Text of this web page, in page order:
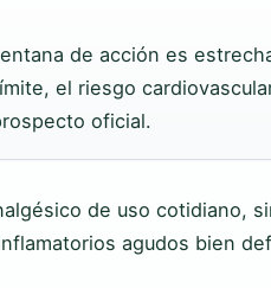
de acción es
el riesgo
oficial.
de uso cotidiano,
agudos bien